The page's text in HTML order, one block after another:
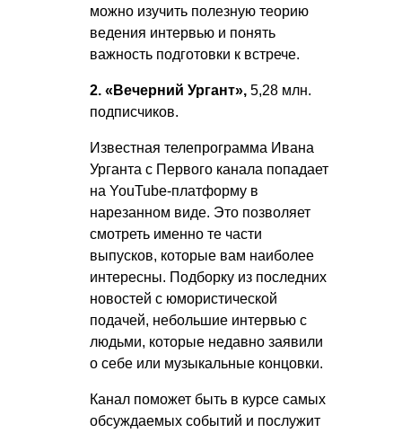
можно изучить полезную теорию
ведения интервью и понять
важность подготовки к встрече.
2. «Вечерний Ургант», 5,28 млн.
подписчиков.
Известная телепрограмма Ивана
Урганта с Первого канала попадает
на YouTube-платформу в
нарезанном виде. Это позволяет
смотреть именно те части
выпусков, которые вам наиболее
интересны. Подборку из последних
новостей с юмористической
подачей, небольшие интервью с
людьми, которые недавно заявили
о себе или музыкальные концовки.
Канал поможет быть в курсе самых
обсуждаемых событий и послужит